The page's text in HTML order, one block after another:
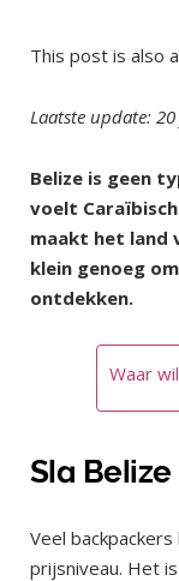
This post is also
Laatste update:
Belize is geen
voelt
maakt het land
klein genoeg
ontdekken.
Waar
Sla
Veel
prijsniveau. Het